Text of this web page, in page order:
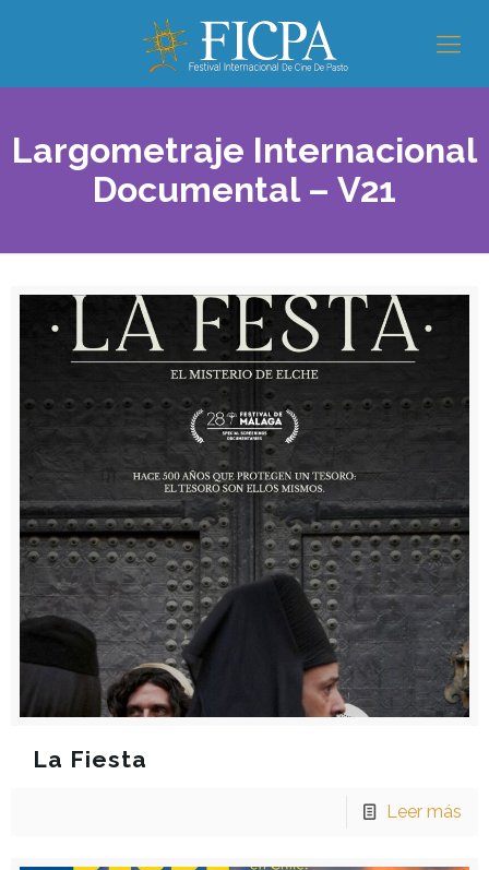
Largometraje Internacional
Documental – V21
La Fiesta
Leer más